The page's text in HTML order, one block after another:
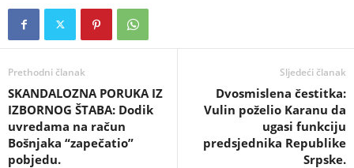
Prethodni članak
​SKANDALOZNA PORUKA IZ
IZBORNOG ŠTABA: Dodik
uvredama na račun
Bošnjaka “zapečatio”
pobjedu.
Sljedeći članak
​Dvosmislena čestitka:
Vulin poželio Karanu da
ugasi funkciju
predsjednika Republike
Srpske.